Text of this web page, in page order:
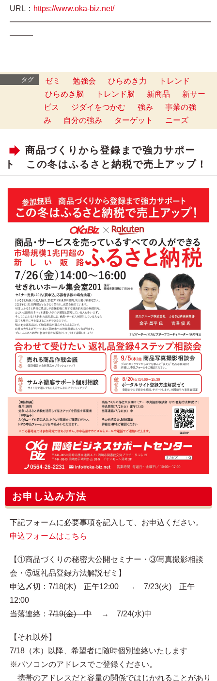
URL： https://www.oka-biz.net/
━━━━━━━━━━━━━━━━━━━━━━━━━━
━━━
タグ ゼミ 勉強会 ひらめき力
トレンド
ひらめき脳
トレンド脳 新商品
新サー
ビス
ジダイをつかむ 強み
事業の強
み
自分の強み ターゲット ニーズ
商品づくりから登録まで強力サポー
ト この冬はふるさと納税で売上アップ！
お申し込み方法
下記フォームに必要事項を記入して、お申込ください。
申込フォームはこちら
【①商品づくりの秘密大公開セミナー・③写真撮影相談
会・⑤返礼品登録方法解説ゼミ】
申込〆切： 7/18(木) 正午12:00 → 7/23(火) 正午
12:00
当落連絡： 7/19(金) 中 → 7/24(水)中
【それ以外】
7/18（木）以降、希望者に随時個別連絡いたします
※パソコンのアドレスでご登録ください。
携帯のアドレスだと容量の関係ではじかれることがあり